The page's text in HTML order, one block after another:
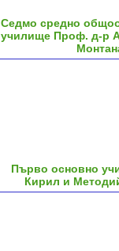
Седмо средно
училище Проф. д-р
Първо основно
Кирил и